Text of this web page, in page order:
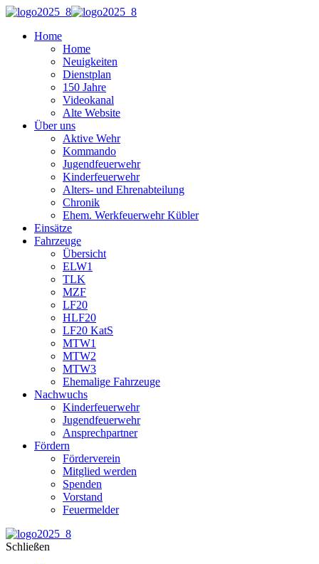
Home
Home
Neuigkeiten
Dienstplan
150 Jahre
Videokanal
Alte Website
Über uns
Aktive Wehr
Kommando
Jugendfeuerwehr
Kinderfeuerwehr
Alters- und Ehrenabteilung
Chronik
Ehem. Werkfeuerwehr Kübler
Einsätze
Fahrzeuge
Übersicht
ELW1
TLK
MZF
LF20
HLF20
LF20 KatS
MTW1
MTW2
MTW3
Ehemalige Fahrzeuge
Nachwuchs
Kinderfeuerwehr
Jugendfeuerwehr
Ansprechpartner
Fördern
Förderverein
Mitglied werden
Spenden
Vorstand
Feuermelder
Schließen